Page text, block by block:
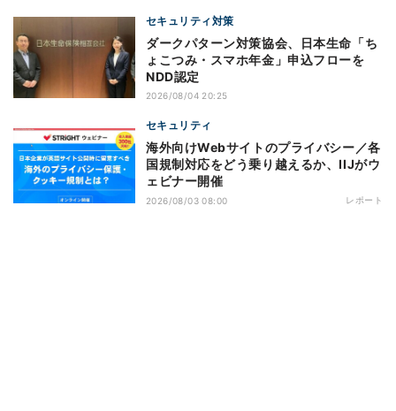
セキュリティ対策
ダークパターン対策協会、日本生命「ち
ょこつみ・スマホ年金」申込フローを
NDD認定
2026/08/04 20:25
セキュリティ
海外向けWebサイトのプライバシー／各
国規制対応をどう乗り越えるか、IIJがウ
ェビナー開催
2026/08/03 08:00 レポート